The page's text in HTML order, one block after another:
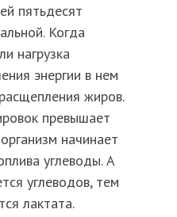
пятьдесят
Когда
нагрузка
энергии в нем
жиров.
превышает
начинает
углеводы. А
углеводов, тем
лактата.